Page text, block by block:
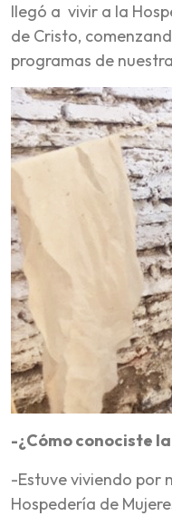
llegó a vivir a la
de Cristo,
programas de
-¿Cómo conociste
-Estuve viviendo por
Hospedería de